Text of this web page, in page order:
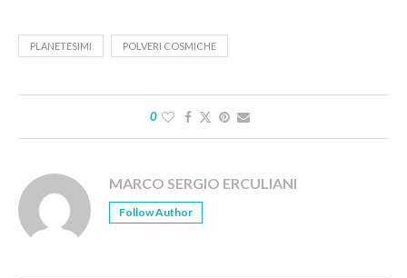
PLANETESIMI POLVERI COSMICHE
0
MARCO SERGIO ERCULIANI
Follow Author